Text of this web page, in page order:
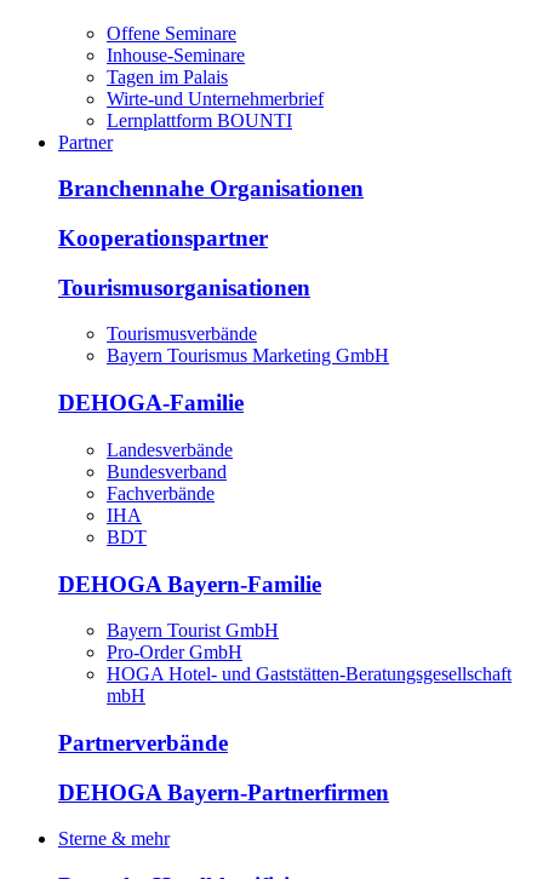
Offene Seminare
Inhouse-Seminare
Tagen im Palais
Wirte-und Unternehmerbrief
Lernplattform BOUNTI
Partner
Branchennahe Organisationen
Kooperationspartner
Tourismusorganisationen
Tourismusverbände
Bayern Tourismus Marketing GmbH
DEHOGA-Familie
Landesverbände
Bundesverband
Fachverbände
IHA
BDT
DEHOGA Bayern-Familie
Bayern Tourist GmbH
Pro-Order GmbH
HOGA Hotel- und Gaststätten-Beratungsgesellschaft
mbH
Partnerverbände
DEHOGA Bayern-Partnerfirmen
Sterne & mehr